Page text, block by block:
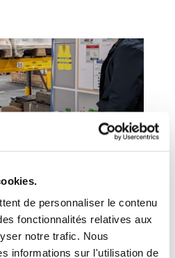
de personnaliser le contenu
fonctionnalités relatives aux
notre trafic. Nous
informations sur l'utilisation de
ROUTIER